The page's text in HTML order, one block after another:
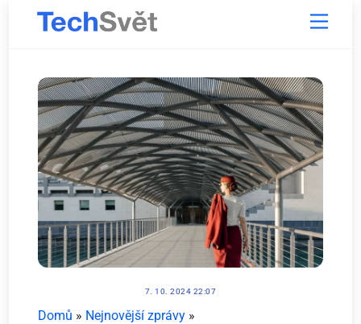
Menu
7. 10. 2024 22:07
Domů » Nejnovější zprávy »